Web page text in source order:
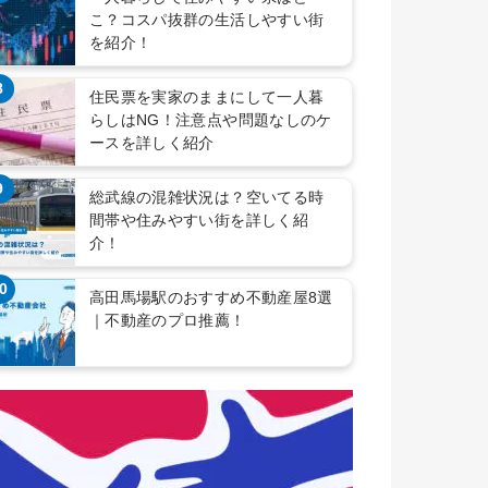
こ？コスパ抜群の生活しやすい街
を紹介！
住民票を実家のままにして一人暮
らしはNG！注意点や問題なしのケ
ースを詳しく紹介
総武線の混雑状況は？空いてる時
間帯や住みやすい街を詳しく紹
介！
高田馬場駅のおすすめ不動産屋8選
｜不動産のプロ推薦！